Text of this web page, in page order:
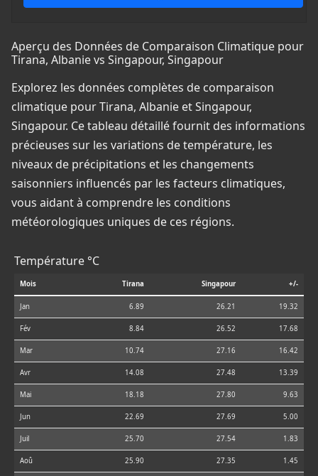
Aperçu des Données de Comparaison Climatique pour
Tirana, Albanie vs Singapour, Singapour
Explorez les données complètes de comparaison
climatique pour Tirana, Albanie et Singapour,
Singapour. Ce tableau détaillé fournit des informations
précieuses sur les variations de température, les
niveaux de précipitations et les changements
saisonniers influencés par les facteurs climatiques,
vous aidant à comprendre les conditions
météorologiques uniques de ces régions.
Température °C
Mois Tirana Singapour +/-
Jan 6.89 26.21 19.32
Fév 8.84 26.52 17.68
Mar 10.74 27.16 16.42
Avr 14.08 27.48 13.39
Mai 18.18 27.80 9.63
Jun 22.69 27.69 5.00
Juil 25.70 27.54 1.83
Aoû 25.90 27.35 1.45